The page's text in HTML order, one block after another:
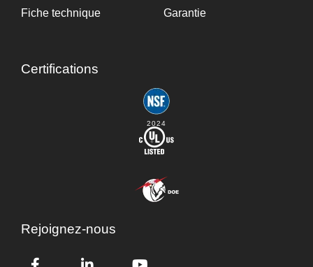
Fiche technique
Garantie
Certifications
2024
Rejoignez-nous